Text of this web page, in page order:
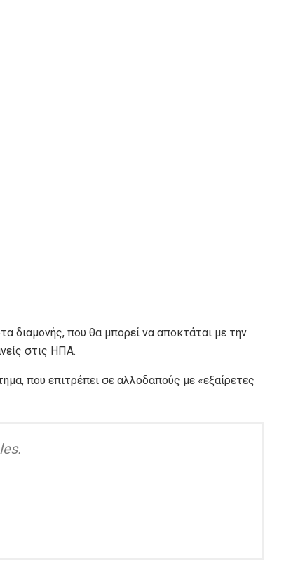
διαμονής, που θα μπορεί να αποκτάται με την
στις ΗΠΑ.
που επιτρέπει σε αλλοδαπούς με «εξαίρετες